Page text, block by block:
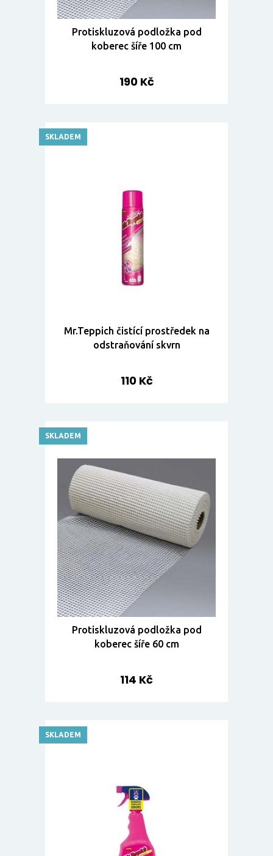
Protiskluzová podložka pod
koberec šíře 100 cm
190 Kč
Mr.Teppich čistící prostředek na
odstraňování skvrn
110 Kč
SKLADEM
Protiskluzová podložka pod
koberec šíře 60 cm
114 Kč
SKLADEM
SKLADEM